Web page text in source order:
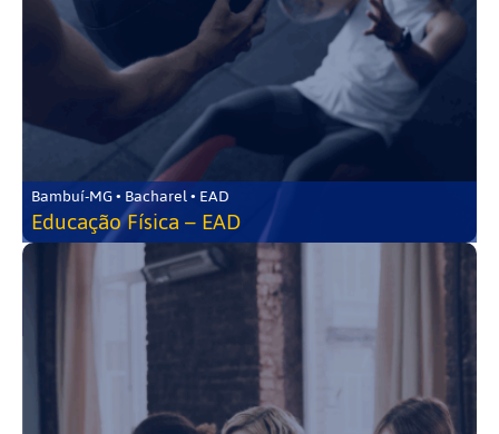
Bambuí-MG • Bacharel • EAD
Educação Física – EAD